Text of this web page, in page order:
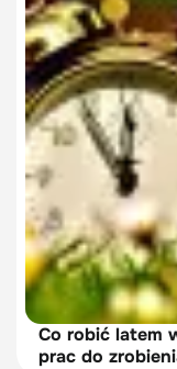
Co robić latem
prac do